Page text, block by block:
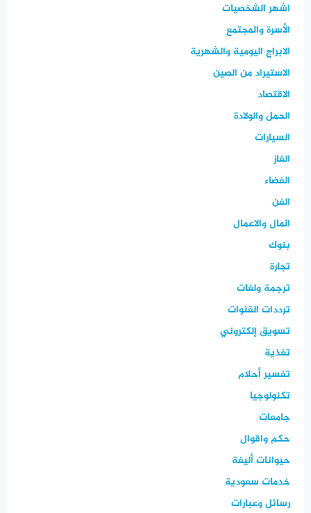
اشهر الشخصيات
الأسرة والمجتمع
الابراج اليومية والشهرية
الاستيراد من الصين
الاقتصاد
الحمل والولادة
السيارات
الغاز
الفضاء
الفن
المال والاعمال
بنوك
تجارة
ترجمة ولغات
ترددات القنوات
تسويق إلكتروني
تغذية
تفسير أحلام
تكنولوجيا
جامعات
حكم واقوال
حيوانات أليفة
خدمات سعودية
رسائل وعبارات